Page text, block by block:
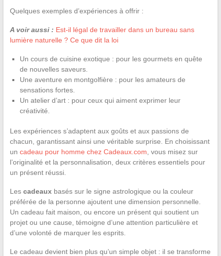
Quelques exemples d’expériences à offrir :
A voir aussi : Est-il légal de travailler dans un bureau sans
lumière naturelle ? Ce que dit la loi
Un cours de cuisine exotique : pour les gourmets en quête
de nouvelles saveurs.
Une aventure en montgolfière : pour les amateurs de
sensations fortes.
Un atelier d’art : pour ceux qui aiment exprimer leur
créativité.
Les expériences s’adaptent aux goûts et aux passions de
chacun, garantissant ainsi une véritable surprise. En choisissant
un cadeau pour homme chez Cadeaux.com , vous misez sur
l’originalité et la personnalisation, deux critères essentiels pour
un présent réussi.
Les cadeauxbasés sur le signe astrologique ou la couleur
préférée de la personne ajoutent une dimension personnelle.
Un cadeau fait maison, ou encore un présent qui soutient un
projet ou une cause, témoigne d’une attention particulière et
d’une volonté de marquer les esprits.
Le cadeau devient bien plus qu’un simple objet : il se transforme